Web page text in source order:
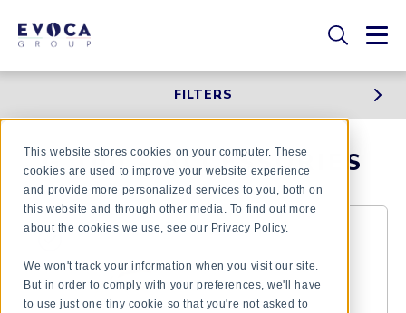
This website stores cookies on your computer. These
cookies are used to improve your website experience
and provide more personalized services to you, both on
this website and through other media. To find out more
about the cookies we use, see our Privacy Policy.
We won't track your information when you visit our site.
But in order to comply with your preferences, we'll have
to use just one tiny cookie so that you're not asked to
FILTERS
G 100 - ACCESSORIES